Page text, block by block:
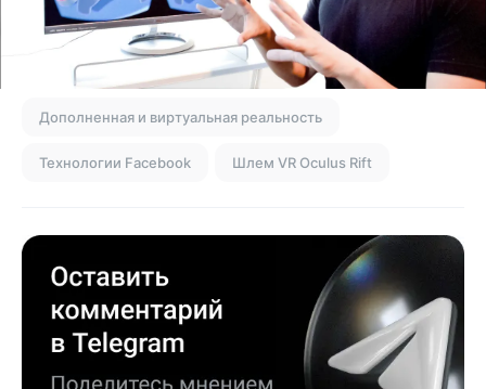
Дополненная и виртуальная реальность
Технологии Facebook Шлем VR Oculus Rift